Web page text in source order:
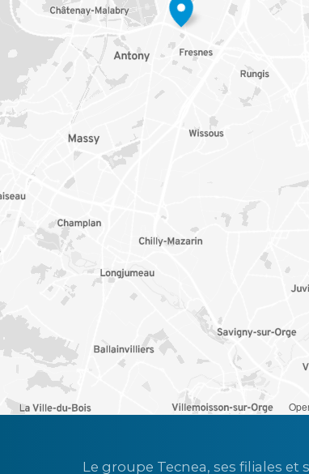
Le groupe Tecnea, ses filiales et